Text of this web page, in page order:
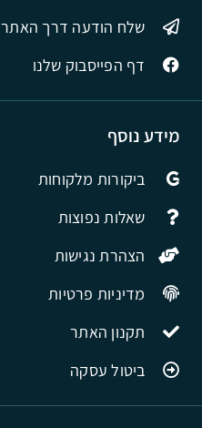
מידע נוסף
ביקורות מלקוחות
שאלות נפוצות
הצהרת נגישות
מדיניות פרטיות
תקנון האתר
ביטול עסקה
שלח הודעה דרך האתר
דף הפייסבוק שלנו